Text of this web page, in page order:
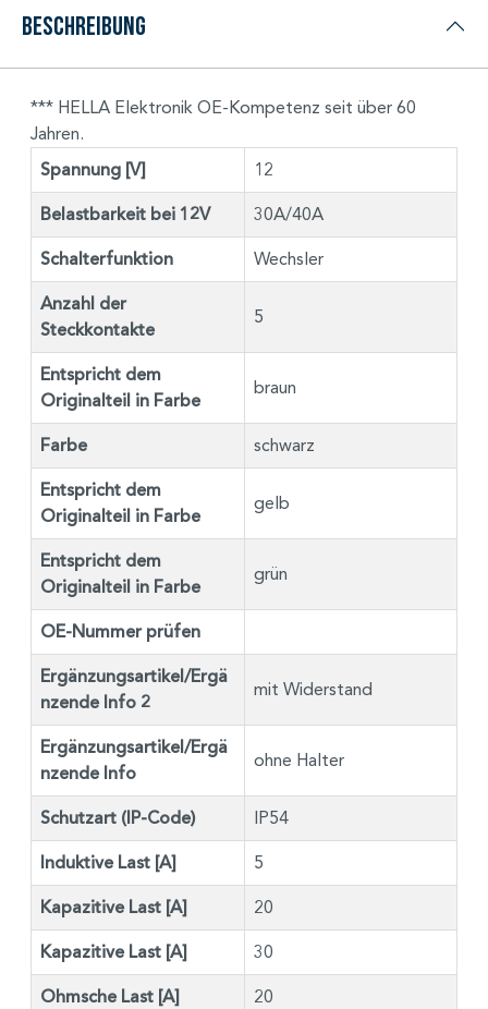
Beschreibung
*** HELLA Elektronik OE-Kompetenz seit über 60
Jahren.
Spannung [V] 12
Belastbarkeit bei 12V 30A/40A
Schalterfunktion Wechsler
Anzahl der
Steckkontakte
5
Entspricht dem
Originalteil in Farbe
braun
Farbe schwarz
Entspricht dem
Originalteil in Farbe
gelb
Entspricht dem
Originalteil in Farbe
grün
OE-Nummer prüfen
Ergänzungsartikel/Ergä
nzende Info 2
mit Widerstand
Ergänzungsartikel/Ergä
nzende Info
ohne Halter
Schutzart (IP-Code) IP54
Induktive Last [A] 5
Kapazitive Last [A] 20
Kapazitive Last [A] 30
Ohmsche Last [A] 20